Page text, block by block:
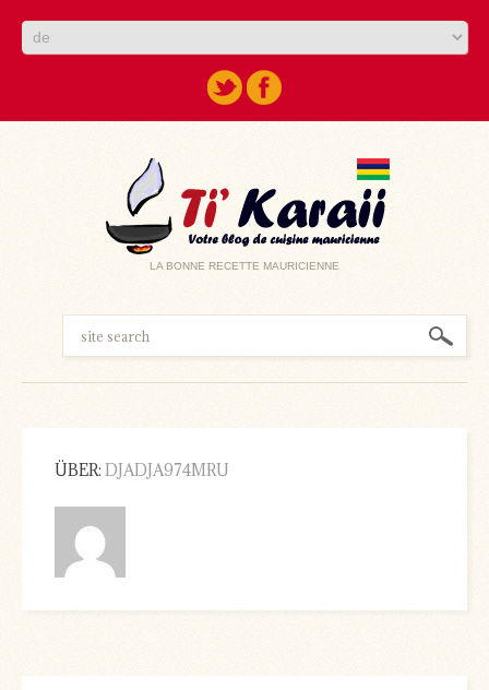
LA BONNE RECETTE MAURICIENNE
ÜBER: DJADJA974MRU